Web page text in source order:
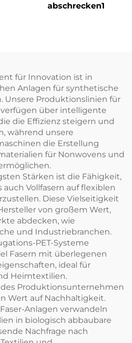
abschrecken1
für Innovation ist in
Anlagen für synthetische
Unsere Produktionslinien für
verfügen über intelligente
die Effizienz steigern und
während unsere
die Erstellung
für Nonwovens und
Stärken ist die Fähigkeit,
auch Vollfasern auf flexiblen
Diese Vielseitigkeit
von großem Wert,
abdecken, wie
und Industriebranchen.
PET-Systeme
Fasern mit überlegenen
ideal für
Heimtextilien.
Produktionsunternehmen
Wert auf Nachhaltigkeit.
Anlagen verwandeln
in biologisch abbaubare
Nachfrage nach